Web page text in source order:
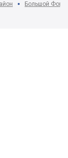
Большой